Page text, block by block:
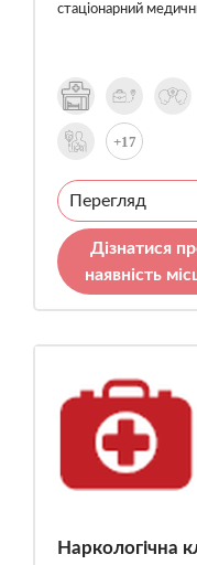
стаціонарний
+17
Перегляд
Дізнатися
наявність
Наркологічна